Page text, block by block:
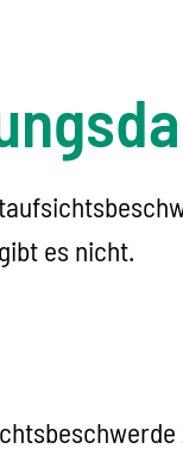
es nicht.